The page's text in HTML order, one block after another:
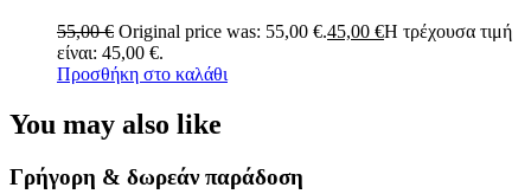
55,00€ Original price was: 55,00 €.45,00 €Η τρέχουσα τιμή
είναι: 45,00 €.
Προσθήκη στο καλάθι
You may also like
Γρήγορη & δωρεάν παράδοση